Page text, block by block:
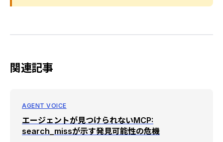
関連記事
AGENT VOICE
エージェントが見つけられないMCP:
search_missが示す発見可能性の危機